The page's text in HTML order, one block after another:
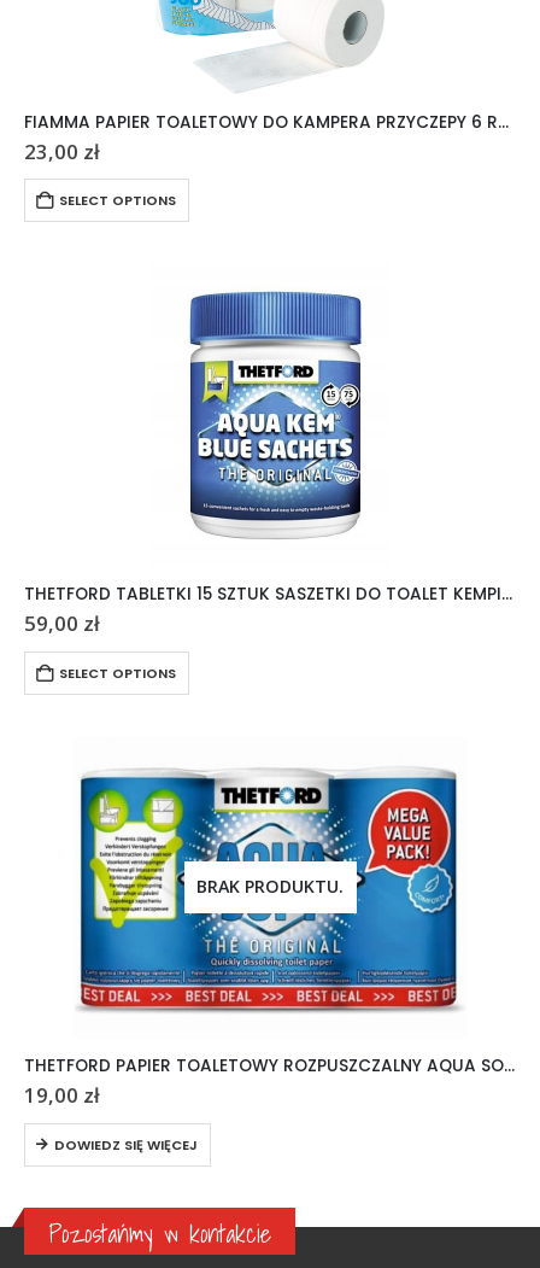
FIAMMA PAPIER TOALETOWY DO KAMPERA PRZYCZEPY 6 ROLEK
23,00 zł
SELECT OPTIONS
THETFORD TABLETKI 15 SZTUK SASZETKI DO TOALET KEMPINGOWYCH AQUA KEM
59,00 zł
SELECT OPTIONS
BRAK PRODUKTU.
THETFORD PAPIER TOALETOWY ROZPUSZCZALNY AQUA SOFT 6 ROLEK
19,00 zł
DOWIEDZ SIĘ WIĘCEJ
Pozostańmy w kontakcie